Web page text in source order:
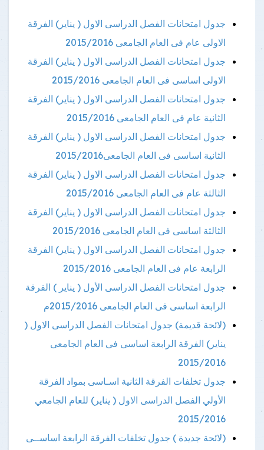
جدول امتحانات الفصل الدراسى الاول ( يناير) الفرقة
الاولى عام فى العام الجامعى 2015/2016
جدول امتحانات الفصل الدراسى الاول ( يناير) الفرقة
الاولى اساسى فى العام الجامعى 2015/2016
جدول امتحانات الفصل الدراسى الاول ( يناير) الفرقة
الثانية عام فى العام الجامعى 2015/2016
جدول امتحانات الفصل الدراسى الاول ( يناير) الفرقة
الثانية اساسى فى العام الجامعى2015/2016
جدول امتحانات الفصل الدراسى الاول ( يناير) الفرقة
الثالثة عام فى العام الجامعى 2015/2016
جدول امتحانات الفصل الدراسى الاول ( يناير) الفرقة
الثالثة اساسى فى العام الجامعى 2015/2016
جدول امتحانات الفصل الدراسى الاول ( يناير) الفرقة
الرابعة عام فى العام الجامعى 2015/2016
جدول امتحانات الفصل الدراسى الأول ( يناير ) الفرقة
الرابعة اساسى فى العام الجامعى 2015/2016م
(لائحة قديمة) جدول امتحانات الفصل الدراسى الاول (
يناير) الفرقة الرابعة اساسى فى العام الجامعى
2015/2016
جدول تخلفات الفرقة الثانية اسـاسى بمواد الفرقة
الأولي الفصل الدراسى الاول ( يناير) للعام الجامعي
2015/2016
(لائحة جديدة ) جدول تخلفات الفرقة الرابعة اساســى